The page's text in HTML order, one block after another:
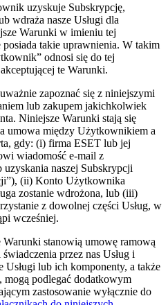
uzyskuje Subskrypcję,
wdraża nasze Usługi dla
Warunki w imieniu tej
takie uprawnienia. W takim
odnosi się do tej
te Warunki.
zapoznać się z niniejszymi
lub zakupem jakichkolwiek
Niniejsze Warunki stają się
umowa między Użytkownikiem a
gdy: (i) firma ESET lub jej
wiadomość e-mail z
naszej Subskrypcji
”), (ii) Konto Użytkownika
zostanie wdrożona, lub (iii)
z dowolnej części Usług, w
wcześniej.
Warunki stanowią umowę ramową
przez nas Usług i
lub ich komponenty, a także
podlegać dodatkowym
zastosowanie wyłącznie do